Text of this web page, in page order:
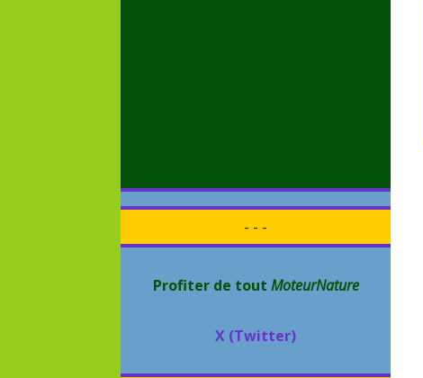
- - -
Profiter de tout MoteurNature
X (Twitter)